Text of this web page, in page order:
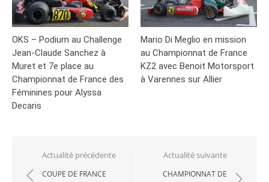
OKS – Podium au Challenge
Jean-Claude Sanchez à
Muret et 7e place au
Championnat de France des
Féminines pour Alyssa
Decaris
Mario Di Meglio en mission
au Championnat de France
KZ2 avec Benoit Motorsport
à Varennes sur Allier
Navigation
de
Actualité précédente
COUPE DE FRANCE
Actualité suivante
CHAMPIONNAT DE